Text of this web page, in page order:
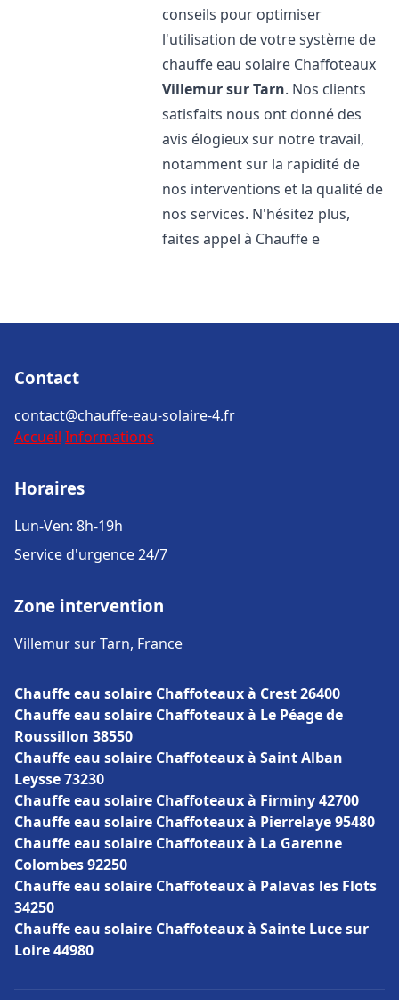
conseils pour optimiser
l'utilisation de votre système de
chauffe eau solaire Chaffoteaux
Villemur sur Tarn. Nos clients
satisfaits nous ont donné des
avis élogieux sur notre travail,
notamment sur la rapidité de
nos interventions et la qualité de
nos services. N'hésitez plus,
faites appel à Chauffe e
Contact
contact@chauffe-eau-solaire-4.fr
Accueil Informations
Horaires
Lun-Ven: 8h-19h
Service d'urgence 24/7
Zone intervention
Villemur sur Tarn, France
Chauffe eau solaire Chaffoteaux à Crest 26400
Chauffe eau solaire Chaffoteaux à Le Péage de
Roussillon 38550
Chauffe eau solaire Chaffoteaux à Saint Alban
Leysse 73230
Chauffe eau solaire Chaffoteaux à Firminy 42700
Chauffe eau solaire Chaffoteaux à Pierrelaye 95480
Chauffe eau solaire Chaffoteaux à La Garenne
Colombes 92250
Chauffe eau solaire Chaffoteaux à Palavas les Flots
34250
Chauffe eau solaire Chaffoteaux à Sainte Luce sur
Loire 44980